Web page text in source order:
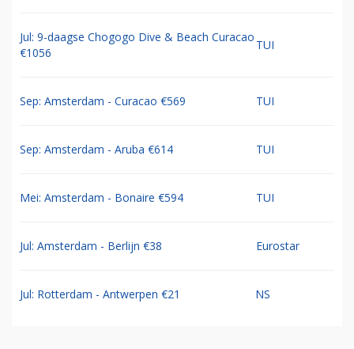
Jul: 9-daagse Chogogo Dive & Beach Curacao
€1056
TUI
Sep: Amsterdam - Curacao €569 TUI
Sep: Amsterdam - Aruba €614 TUI
Mei: Amsterdam - Bonaire €594 TUI
Jul: Amsterdam - Berlijn €38 Eurostar
Jul: Rotterdam - Antwerpen €21 NS